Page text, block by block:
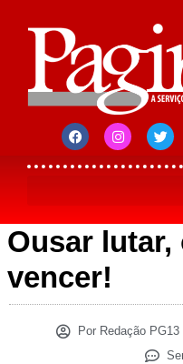
Ousar lutar,
vencer!
PorRedação PG13